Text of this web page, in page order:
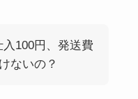
100円、発送費
ないの？